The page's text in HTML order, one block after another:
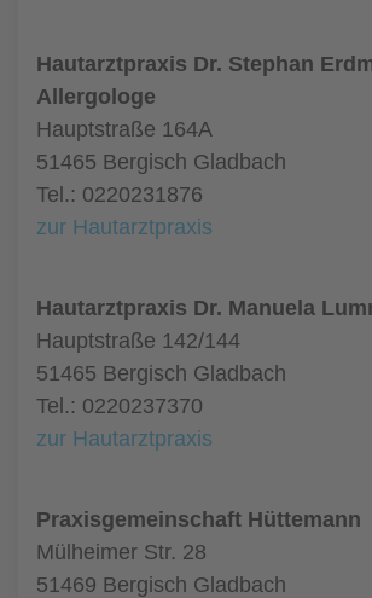
Hautarztpraxis Dr. Stephan
Allergologe
Hauptstraße 164A
51465 Bergisch Gladbach
Tel.: 0220231876
zur Hautarztpraxis
Hautarztpraxis Dr. Manuela
Hauptstraße 142/144
51465 Bergisch Gladbach
Tel.: 0220237370
zur Hautarztpraxis
Praxisgemeinschaft Hüttemann
Mülheimer Str. 28
51469 Bergisch Gladbach